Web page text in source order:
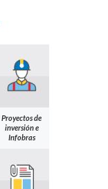
Proyectos de
inversión e
Infobras